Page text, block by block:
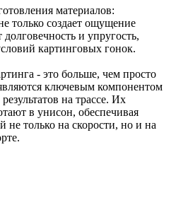
материалов:
только создает ощущение
и упругость,
картинговых гонок.
- это больше, чем просто
ключевым компонентом
на трассе. Их
в унисон, обеспечивая
только на скорости, но и на